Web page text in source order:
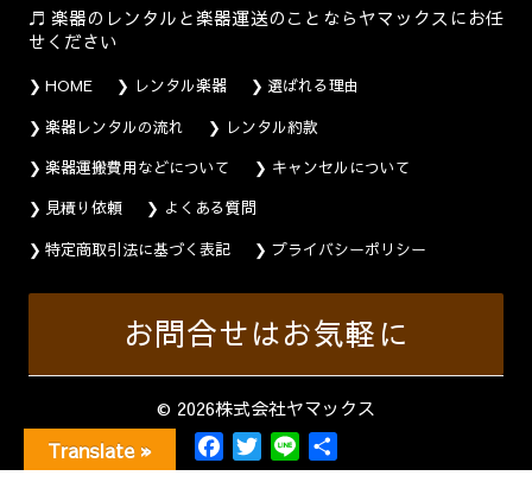
楽器のレンタルと楽器運送のことならヤマックスにお任
せください
HOME レンタル楽器
選ばれる理由
楽器レンタルの流れ
レンタル約款
楽器運搬費用などについて
キャンセルについて
見積り依頼
よくある質問
特定商取引法に基づく表記
プライバシーポリシー
お問合せはお気軽に
© 2026株式会社ヤマックス
F
a
T
w
L
Translate »